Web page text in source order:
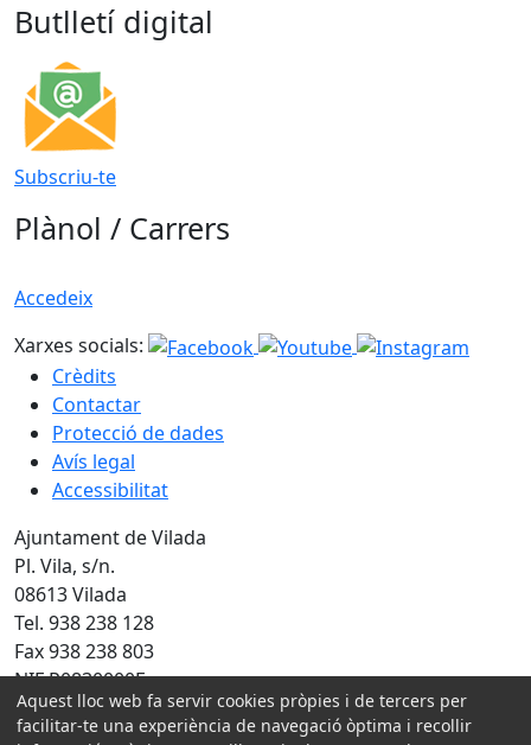
Butlletí digital
Subscriu-te
Plànol / Carrers
Accedeix
Xarxes socials:
Crèdits
Contactar
Protecció de dades
Avís legal
Accessibilitat
Ajuntament de Vilada
Pl. Vila, s/n.
08613 Vilada
Tel. 938 238 128
Fax 938 238 803
NIF P0830000F
Amb la col·laboració de:
Aquest lloc web fa servir cookies pròpies i de tercers per
facilitar-te una experiència de navegació òptima i recollir